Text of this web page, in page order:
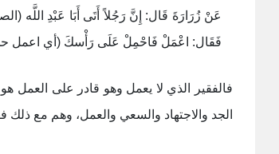
عَنْ زُرَارَةَ قَال: إِنَّ رَجُلاً أَتَى أَبَا عَبْدِ اللَّه
فَقَال: اعْمَلْ فَاحْمِلْ عَلَى رَأْسكَ (أي اعمل
فالفقير الذي لا يعمل وهو قادر علی العمل
الجد والاجتهاد والسعي والعمل، وهم مع ذلك